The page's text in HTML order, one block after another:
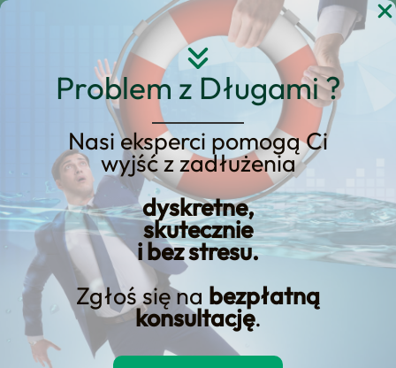
Problem z Długami ?
Nasi eksperci pomogą Ci
wyjść z zadłużenia
dyskretne,
skutecznie
i bez stresu.
Zgłoś się na bezpłatną
konsultację.
Przejdź
KREDYT123.PL – OFERTA SPRZEDAŻOWA
upadłość konsumencka
jak ogłosić
Jeśli rozważasz upadłość konsumencka
jak ogłosić, potrzebujesz konkretnej